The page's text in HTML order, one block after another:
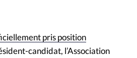
pris position
candidat, l’Association